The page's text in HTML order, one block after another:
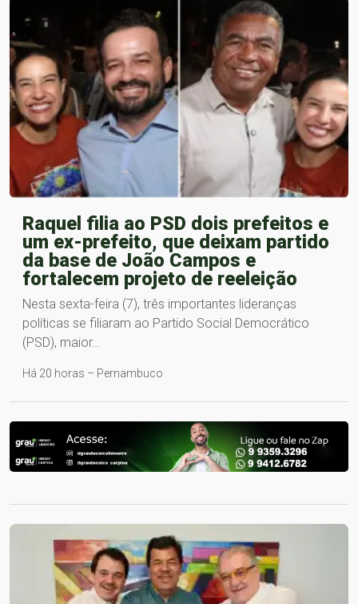
Raquel filia ao PSD dois prefeitos e
um ex-prefeito, que deixam partido
da base de João Campos e
fortalecem projeto de reeleição
Nesta sexta-feira (7), três importantes lideranças
políticas se filiaram ao Partido Social Democrático
(PSD), maior…
Há 20 horas – Pernambuco